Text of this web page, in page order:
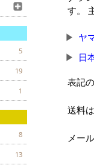
5
19
1
8
13
す。
ヤ
日
表記
送料
メー